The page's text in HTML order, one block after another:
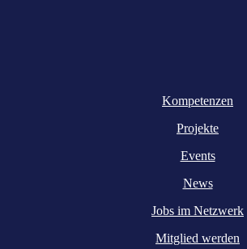
Kompetenzen
Projekte
Events
News
Jobs im Netzwerk
Mitglied werden